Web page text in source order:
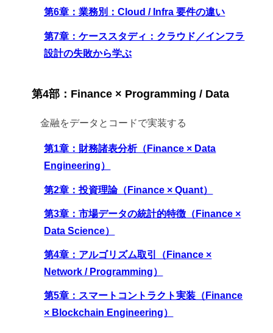
第6章：業務別：Cloud / Infra 要件の違い
第7章：ケーススタディ：クラウド／インフラ
設計の失敗から学ぶ
第4部：Finance × Programming / Data
金融をデータとコードで実装する
第1章：財務諸表分析（Finance × Data
Engineering）
第2章：投資理論（Finance × Quant）
第3章：市場データの統計的特徴（Finance ×
Data Science）
第4章：アルゴリズム取引（Finance ×
Network / Programming）
第5章：スマートコントラクト実装（Finance
× Blockchain Engineering）